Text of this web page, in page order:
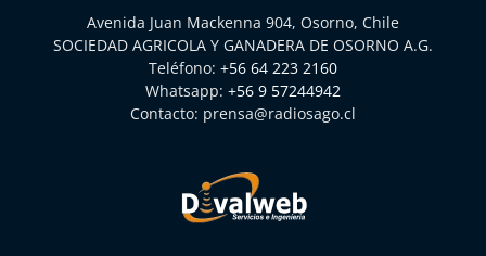
Avenida Juan Mackenna 904, Osorno, Chile
SOCIEDAD AGRICOLA Y GANADERA DE OSORNO A.G.
Teléfono: +56 64 223 2160
Whatsapp: +56 9 57244942
Contacto: prensa@radiosago.cl